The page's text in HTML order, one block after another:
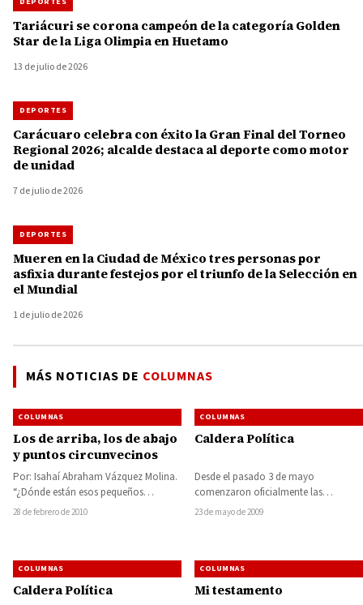
Tariácuri se corona campeón de la categoría Golden
Star de la Liga Olimpia en Huetamo
13 de julio de 2026
DEPORTES
Carácuaro celebra con éxito la Gran Final del Torneo
Regional 2026; alcalde destaca al deporte como motor
de unidad
7 de julio de 2026
DEPORTES
Mueren en la Ciudad de México tres personas por
asfixia durante festejos por el triunfo de la Selección en
el Mundial
1 de julio de 2026
MÁS NOTICIAS DE COLUMNAS
COLUMNAS
Los de arriba, los de abajo
y puntos circunvecinos
Por: Isahaí Abraham Vázquez Molina.
“¿Dónde están esos pequeños
suspiritos azules?”. Gargamel Antes de
28 de febrero de 2010
COLUMNAS
Caldera Política
Desde el pasado 3 de mayo
comenzaron oficialmente las
campañas de los candidatos a
23 de mayo de 2009
COLUMNAS
Caldera Política
COLUMNAS
Mi testamento